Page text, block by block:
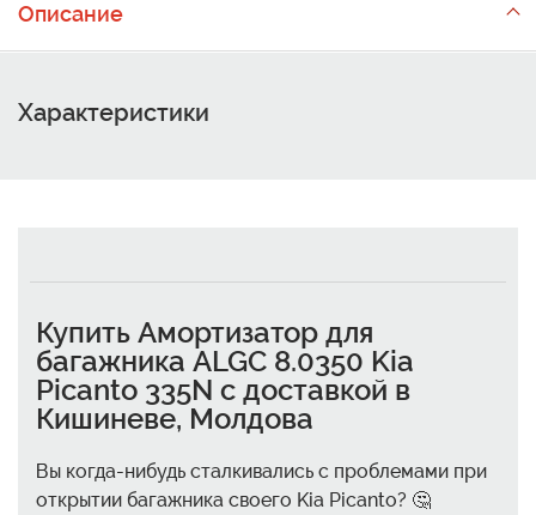
Описание
Характеристики
Купить Амортизатор для
багажника ALGC 8.0350 Kia
Picanto 335N с доставкой в
Кишиневе, Молдова
Вы когда-нибудь сталкивались с проблемами при
открытии багажника своего Kia Picanto? 🤔